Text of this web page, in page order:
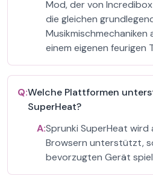
Mod, der von
die gleichen
einem eigenen feurigen
Q:Welche Plattformen
SuperHeat?
A:Sprunki SuperHeat wird
Browsern unterstützt,
bevorzugten Gerät